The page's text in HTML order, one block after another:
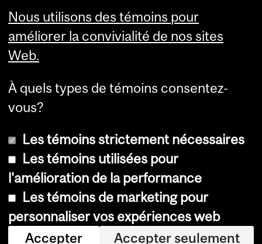
Comité d’éthique de la
recherche du CUSM
Carrière au Neuro
Accessibilité
Avis sur les témoins
Nous utilisons des témoins pour
améliorer la convivialité de nos sites
Web.
À quels types de témoins consentez-
vous?
Les témoins strictement nécessaires
Les témoins utilisées pour
l'amélioration de la performance
Les témoins de marketing pour
personnaliser vos expériences web
Accepter
Accepter seulement